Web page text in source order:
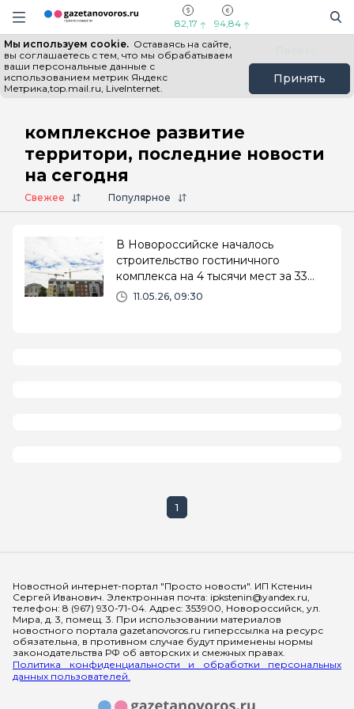
Информационный портал "ГазетаНоворос.ру"
Навигация сайта
82,17 94,84
Мы используем cookie. Оставаясь на сайте,
вы соглашаетесь с тем, что мы обрабатываем
ваши персональные данные с
использованием метрик Яндекс
Метрика,top.mail.ru, LiveInternet.
Принять
Все новости Новости России
Главная
комплексное развитие
территори, последние новости
на сегодня
Свежее Популярное
В Новороссийске началось
строительство гостиничного
комплекса на 4 тысячи мест за 33
млрд рублей
11.05.26, 09:30
1
Новостной интернет-портал "Просто новости". ИП Кстенин
Сергей Иванович. Электронная почта: ipkstenin@yandex.ru,
телефон: 8 (967) 930-71-04. Адрес: 353900, Новороссийск, ул.
Мира, д. 3, помещ. 3. При использовании материалов
новостного портала gazetanovoros.ru гиперссылка на ресурс
обязательна, в противном случае будут применены нормы
законодательства РФ об авторских и смежных правах.
Политика конфиденциальности и обработки персональных
данных пользователей.